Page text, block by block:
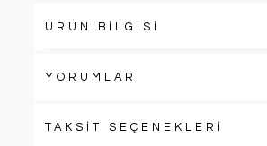
ÜRÜN BİLGİSİ
YORUMLAR
TAKSİT SEÇENEKLERİ